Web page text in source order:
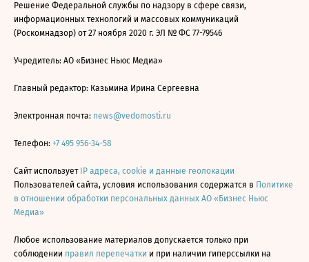
Решение Федеральной службы по надзору в сфере связи,
информационных технологий и массовых коммуникаций
(Роскомнадзор) от 27 ноября 2020 г. ЭЛ № ФС 77-79546
Учредитель: АО «Бизнес Ньюс Медиа»
Главный редактор: Казьмина Ирина Сергеевна
Электронная почта: news@vedomosti.ru
Телефон: +7 495 956-34-58
Сайт использует IP адреса, cookie и данные геолокации
Пользователей сайта, условия использования содержатся в Политике
в отношении обработки персональных данных АО «Бизнес Ньюс
Медиа»
Любое использование материалов допускается только при
соблюдении правил перепечатки и при наличии гиперссылки на